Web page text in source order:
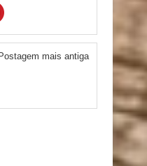
mais antiga